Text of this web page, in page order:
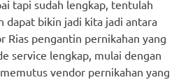
tapi sudah lengkap, tentulah
dapat bikin jadi kita jadi antara
Rias pengantin pernikahan yang
service lengkap, mulai dengan
vendor pernikahan yang